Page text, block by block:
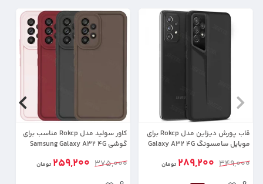
قاب پورش دیزاین مدل Rokcp برای
موبایل سامسونگ Galaxy A32 4G
349,000
289,200 تومان
کاور سولید مدل Rokcp مناسب برای
گوشی Samsung Galaxy A32 4G
375,000
259,200 تومان